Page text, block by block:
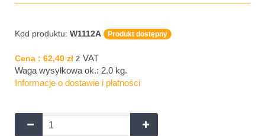
Kod produktu: W1112A Produkt dostępny
Cena : 62,40 zł z VAT
Waga wysyłkowa ok.: 2.0 kg.
Informacje o dostawie i płatności